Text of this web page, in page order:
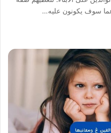
سوف يكونون عليه…